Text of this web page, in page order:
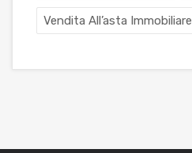
Vendita All’asta Immobiliare